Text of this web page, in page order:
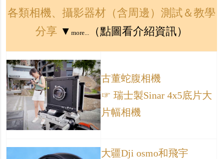
各類相機、攝影器材（含周邊）測試＆教學
分享 ▼ more... （點圖看介紹資訊）
古董蛇腹相機
☞ 瑞士製Sinar 4x5底片大
片幅相機
大疆Dji osmo和飛宇